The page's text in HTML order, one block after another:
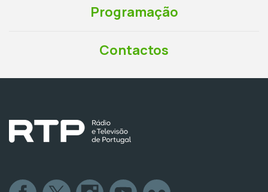
Programação
Contactos